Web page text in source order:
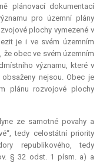
plánovací dokumentací
pro územní plány
plochy vymezené v
je i ve svém územním
že obec ve svém územním
významu, které v
nejsou. Obec je
plánu rozvojové plochy
ze samotné povahy a
tedy celostátní priority
republikového, tedy
§ 32 odst. 1 písm. a) a